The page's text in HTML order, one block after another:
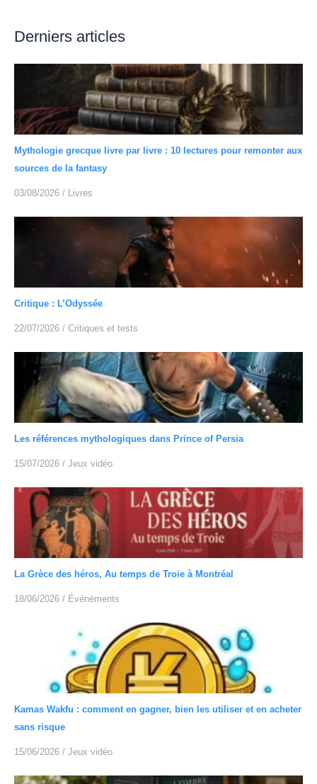
Derniers articles
Mythologie grecque livre par livre : 10 lectures pour remonter aux
sources de la fantasy
03/08/2026 / Livres
Critique : L’Odyssée
22/07/2026 / Critiques et tests
Les références mythologiques dans Prince of Persia
15/07/2026 / Jeux vidéo
La Grèce des héros, Au temps de Troie à Montréal
18/06/2026 / Événéments
Kamas Wakfu : comment en gagner, bien les utiliser et en acheter
sans risque
15/06/2026 / Jeux vidéo